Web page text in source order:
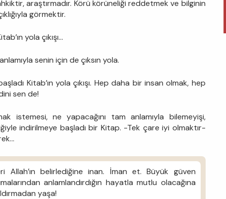
araştırmadır. Körü körüneliği reddetmek ve bilginin
görmektir.
yola çıkışı…
senin için de çıksın yola.
Kitab’ın yola çıkışı. Hep daha bir insan olmak, hep
sen de!
istemesi, ne yapacağını tam anlamıyla bilemeyişi,
indirilmeye başladı bir Kitap. -Tek çare iyi olmaktır-
Allah’ın belirlediğine inan. İman et. Büyük güven
anlamlandırdığın hayatla mutlu olacağına
yaşa!